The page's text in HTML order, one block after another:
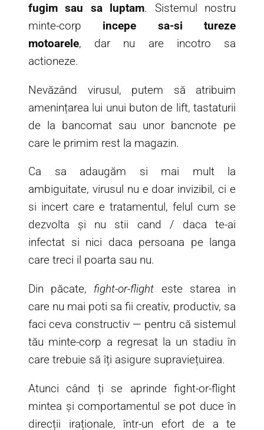
fugim sau sa luptam. Sistemul nostru
minte-corp incepe sa-si tureze
motoarele, dar nu are incotro sa
actioneze.
Nevăzând virusul, putem să atribuim
amenințarea lui unui buton de lift, tastaturii
de la bancomat sau unor bancnote pe
care le primim rest la magazin.
Ca sa adaugăm si mai mult la
ambiguitate, virusul nu e doar invizibil, ci e
si incert care e tratamentul, felul cum se
dezvolta și nu stii cand / daca te-ai
infectat si nici daca persoana pe langa
care treci il poarta sau nu.
Din păcate, fight-or-flight este starea in
care nu mai poti sa fii creativ, productiv, sa
faci ceva constructiv — pentru că sistemul
tău minte-corp a regresat la un stadiu în
care trebuie să îți asigure supraviețuirea.
Atunci când ți se aprinde fight-or-flight
mintea și comportamentul se pot duce în
direcții iraționale, într-un efort de a te